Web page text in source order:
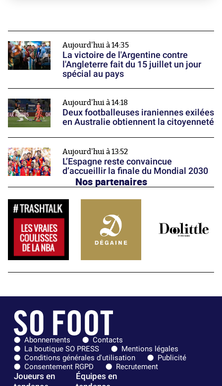
Aujourd'hui à 14:35
La victoire de l'Argentine contre
l'Angleterre fait du 15 juillet un jour
spécial au pays
Aujourd'hui à 14:18
Deux footballeuses iraniennes exilées
en Australie obtiennent la citoyenneté
Aujourd'hui à 13:52
L’Espagne reste convaincue
d’accueillir la finale du Mondial 2030
Nos partenaires
Abonnements
Contacts
La boutique SO PRESS
Mentions légales
Conditions générales d'utilisation
Publicité
Consentement RGPD
Recrutement
Joueurs en
Équipes en